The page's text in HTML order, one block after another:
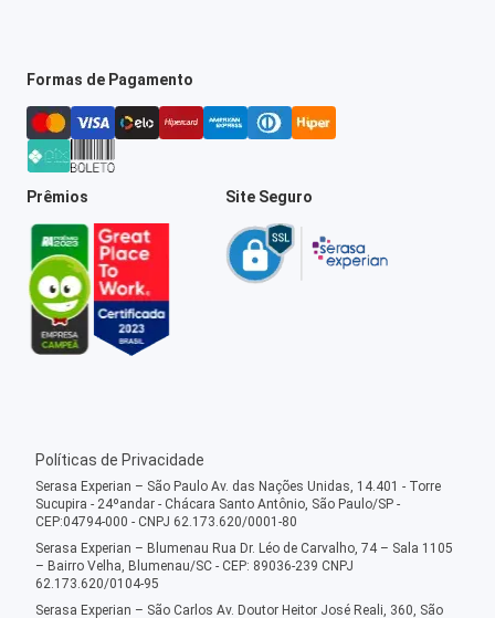
Formas de Pagamento
Prêmios Site Seguro
Políticas de Privacidade
Serasa Experian – São Paulo Av. das Nações Unidas, 14.401 - Torre
Sucupira - 24ºandar - Chácara Santo Antônio, São Paulo/SP -
CEP:04794-000 - CNPJ 62.173.620/0001-80
Serasa Experian – Blumenau Rua Dr. Léo de Carvalho, 74 – Sala 1105
– Bairro Velha, Blumenau/SC - CEP: 89036-239 CNPJ
62.173.620/0104-95
Serasa Experian – São Carlos Av. Doutor Heitor José Reali, 360, São